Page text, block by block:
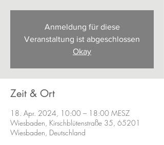
Anmeldung für diese
Veranstaltung ist abgeschlossen
Okay
Zeit & Ort
18. Apr. 2024, 10:00 – 18:00 MESZ
Wiesbaden, Kirschblütenstraße 35, 65201
Wiesbaden, Deutschland